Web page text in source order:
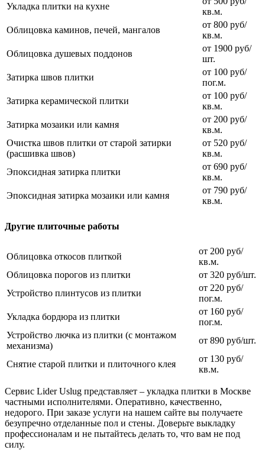
Укладка плитки на кухне
кв.м.
Облицовка каминов, печей, мангалов
от 800 руб/
кв.м.
Облицовка душевых поддонов
от 1900 руб/
шт.
Затирка швов плитки
от 100 руб/
пог.м.
Затирка керамической плитки
от 100 руб/
кв.м.
Затирка мозаики или камня
от 200 руб/
кв.м.
Очистка швов плитки от старой затирки
(расшивка швов)
от 520 руб/
кв.м.
Эпоксидная затирка плитки
от 690 руб/
кв.м.
Эпоксидная затирка мозаики или камня
от 790 руб/
кв.м.
Другие плиточные работы
Облицовка откосов плиткой
от 200 руб/
кв.м.
Облицовка порогов из плитки
от 320 руб/шт.
Устройство плинтусов из плитки
от 220 руб/
пог.м.
Укладка бордюра из плитки
от 160 руб/
пог.м.
Устройство лючка из плитки (с монтажом
механизма)
от 890 руб/шт.
Снятие старой плитки и плиточного клея
от 130 руб/
кв.м.
Сервис Lider Uslug представляет – укладка плитки в Москве
частными исполнителями. Оперативно, качественно,
недорого. При заказе услуги на нашем сайте вы получаете
безупречно отделанные пол и стены. Доверьте выкладку
профессионалам и не пытайтесь делать то, что вам не под
силу.